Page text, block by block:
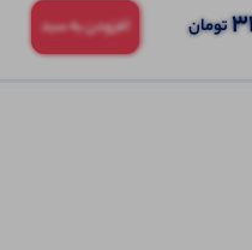
تومان افزودن به سبد